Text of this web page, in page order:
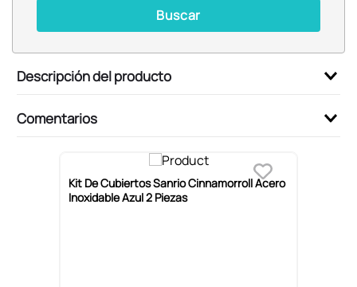
Buscar
Descripción del producto
Comentarios
Kit De Cubiertos Sanrio Cinnamorroll Acero
Inoxidable Azul 2 Piezas